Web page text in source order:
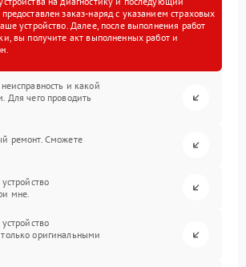
заказ-наряд с указанием страховых
устройство. Далее, после выполнения работ
вы получите акт выполненных работ и
и какой
Для чего проводить
ремонт. Сможете
мне.
оригинальными